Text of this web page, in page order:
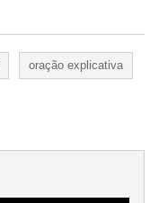
oração explicativa